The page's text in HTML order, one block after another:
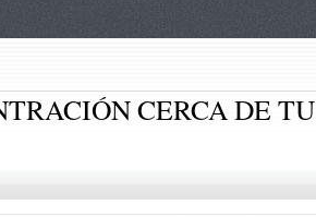
CERCA DE TU